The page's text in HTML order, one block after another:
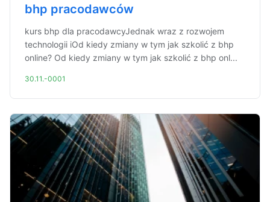
bhp pracodawców
kurs bhp dla pracodawcyJednak wraz z rozwojem
technologii iOd kiedy zmiany w tym jak szkolić z bhp
online? Od kiedy zmiany w tym jak szkolić z bhp onl...
30.11.-0001